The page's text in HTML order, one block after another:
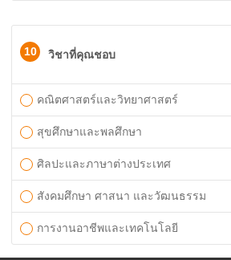
10 วิชาที่คุณชอบ
คณิตศาสตร์และวิทยาศาสตร์
สุขศึกษาและพลศึกษา
ศิลปะและภาษาต่างประเทศ
สังคมศึกษา ศาสนา และวัฒนธรรม
การงานอาชีพและเทคโนโลยี